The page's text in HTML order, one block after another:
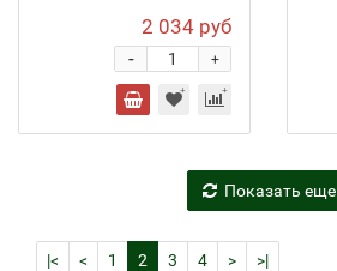
2 034 руб
+
-
Показать еще
|< < 1 2 3 4 > >|